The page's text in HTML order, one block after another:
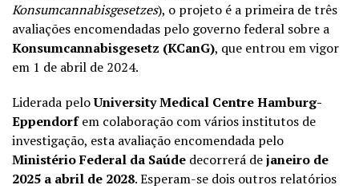
Konsumcannabisgesetzes), o projeto é a primeira de três
avaliações encomendadas pelo governo federal sobre a
Konsumcannabisgesetz (KCanG), que entrou em vigor
em 1 de abril de 2024.
Liderada peloUniversity Medical Centre Hamburg-
Eppendorfem colaboração com vários institutos de
investigação, esta avaliação encomendada pelo
Ministério Federal da Saúde decorrerá dejaneiro de
2025 a abril de 2028. Esperam-se dois outros relatórios